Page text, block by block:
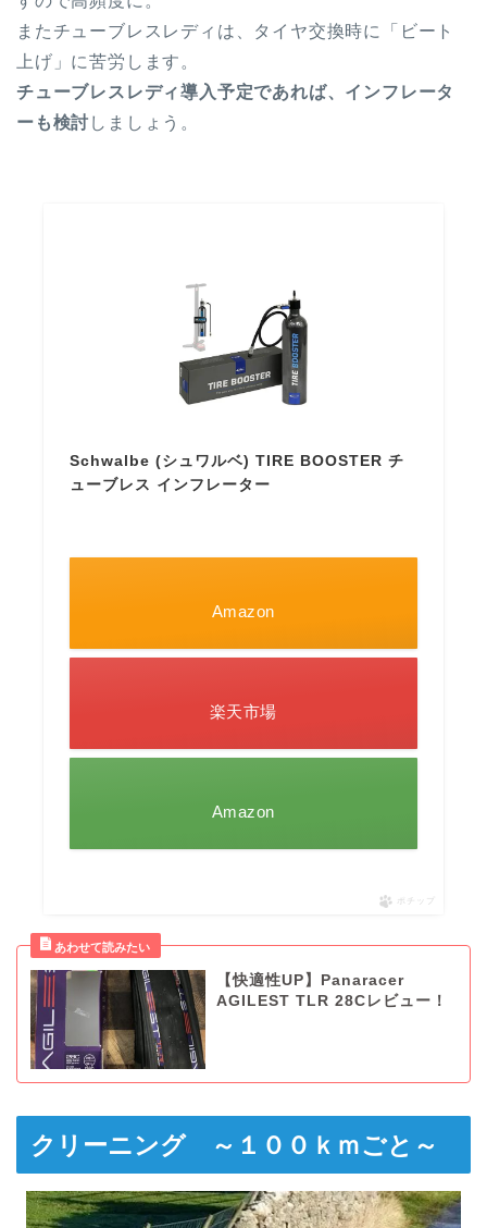
またチューブレスレディは、タイヤ交換時に「ビート
上げ」に苦労します。
チューブレスレディ導入予定であれば、 インフレータ
ー も検討 しましょう。
Schwalbe (シュワルベ) TIRE BOOSTER チ
ューブレス インフレーター
Amazon
楽天市場
Amazon
ポチップ
【快適性UP】Panaracer
AGILEST TLR 28Cレビュー！
クリーニング ～１００ｋｍごと～